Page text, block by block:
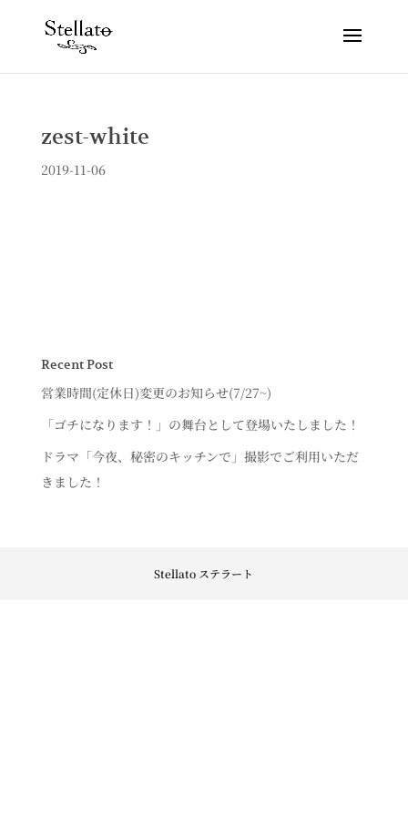
zest-white
2019-11-06
Recent Post
営業時間(定休日)変更のお知らせ(7/27~)
「ゴチになります！」の舞台として登場いたしました！
ドラマ「今夜、秘密のキッチンで」撮影でご利用いただ
きました！
Stellato ステラート